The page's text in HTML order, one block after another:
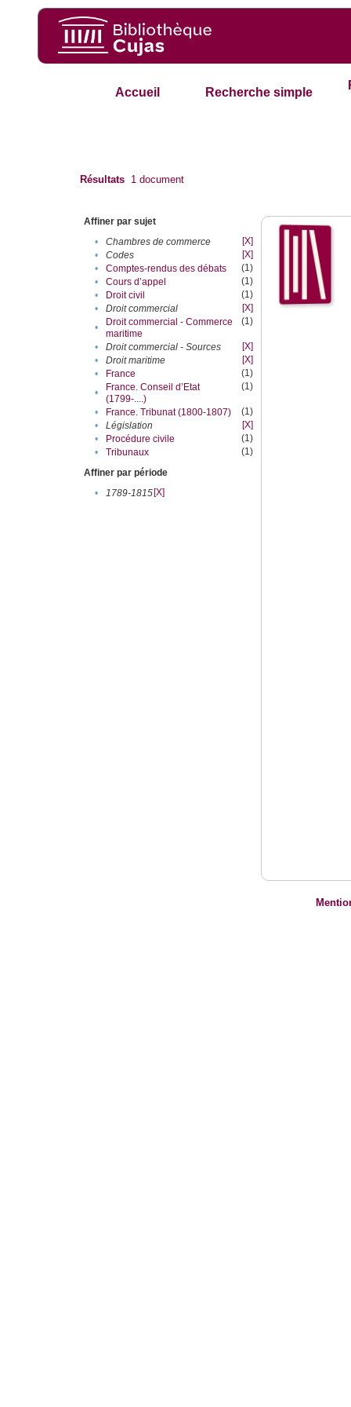
Accueil Recherche simple
Résultats 1 document
Affiner par sujet
•
Chambres de commerce
[X]
•
Codes
[X]
•
Comptes-rendus des débats
(1)
•
Cours d’appel
(1)
•
Droit civil
(1)
•
Droit commercial
[X]
•
Droit commercial - Commerce
maritime
(1)
• Droit commercial - Sources
[X]
•
Droit maritime
[X]
•
France
(1)
•
France. Conseil d’Etat
(1799-....)
(1)
• France. Tribunat (1800-1807)
(1)
•
Législation
[X]
•
Procédure civile
(1)
•
Tribunaux
(1)
Affiner par période
•
1789-1815[X]